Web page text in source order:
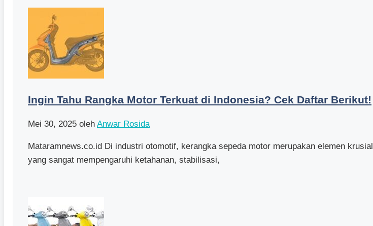
Ingin Tahu Rangka Motor Terkuat di Indonesia? Cek Daftar Berikut!
Mei 30, 2025 oleh Anwar Rosida
Mataramnews.co.id Di industri otomotif, kerangka sepeda motor merupakan elemen krusial
yang sangat mempengaruhi ketahanan, stabilisasi,